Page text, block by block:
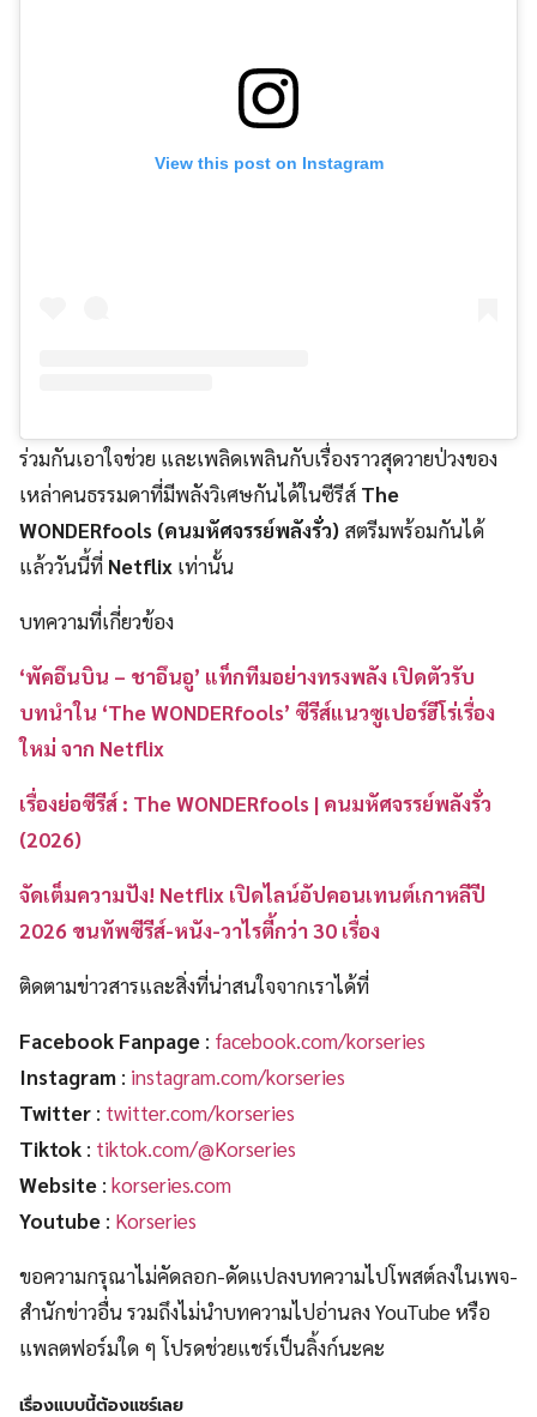
View this post on Instagram
ร่วมกันเอาใจช่วย และเพลิดเพลินกับเรื่องราวสุดวายป่วงของ
เหล่าคนธรรมดาที่มีพลังวิเศษกันได้ในซีรีส์ The
WONDERfools (คนมหัศจรรย์พลังรั่ว) สตรีมพร้อมกันได้
แล้ววันนี้ที่ Netflix เท่านั้น
บทความที่เกี่ยวข้อง
‘พัคอึนบิน – ชาอึนอู’ แท็กทีมอย่างทรงพลัง เปิดตัวรับ
บทนำใน ‘The WONDERfools’ ซีรีส์แนวซูเปอร์ฮีโร่เรื่อง
ใหม่ จาก Netflix
เรื่องย่อซีรีส์ : The WONDERfools | คนมหัศจรรย์พลังรั่ว
(2026)
จัดเต็มความปัง! Netflix เปิดไลน์อัปคอนเทนต์เกาหลีปี
2026 ขนทัพซีรีส์-หนัง-วาไรตี้กว่า 30 เรื่อง
ติดตามข่าวสารและสิ่งที่น่าสนใจจากเราได้ที่
Facebook Fanpage : facebook.com/korseries
Instagram : instagram.com/korseries
Twitter : twitter.com/korseries
Tiktok : tiktok.com/@Korseries
Website : korseries.com
Youtube : Korseries
ขอความกรุณาไม่คัดลอก-ดัดแปลงบทความไปโพสต์ลงในเพจ-
สำนักข่าวอื่น รวมถึงไม่นำบทความไปอ่านลง YouTube หรือ
แพลตฟอร์มใด ๆ โปรดช่วยแชร์เป็นลิ้งก์นะคะ